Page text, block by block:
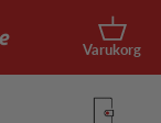
Korg
Varukorg